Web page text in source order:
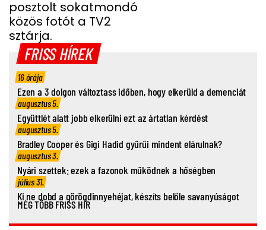
posztolt sokatmondó
közös fotót a TV2
sztárja.
FRISS HÍREK
16 órája
Ezen a 3 dolgon változtass időben, hogy elkerüld a demenciát
augusztus 5.
Együttlét alatt jobb elkerülni ezt az ártatlan kérdést
augusztus 5.
Bradley Cooper és Gigi Hadid gyűrűi mindent elárulnak?
augusztus 3.
Nyári szettek: ezek a fazonok működnek a hőségben
július 31.
Ki ne dobd a görögdinnyehéjat, készíts belőle savanyúságot
MÉG TÖBB FRISS HÍR